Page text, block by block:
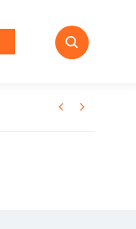
 